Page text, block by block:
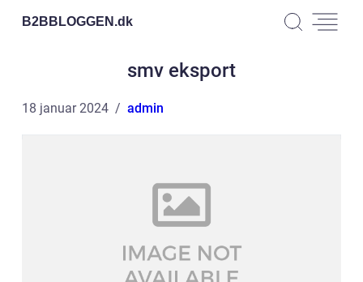
B2BBLOGGEN.dk
smv eksport
18 januar 2024 admin